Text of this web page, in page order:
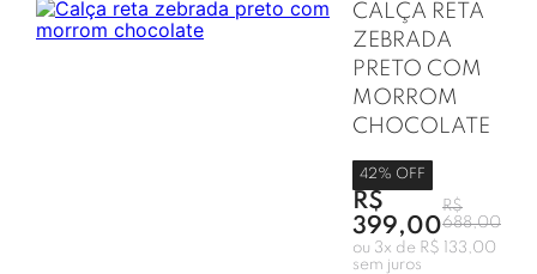
CALÇA RETA
ZEBRADA
PRETO COM
MORROM
CHOCOLATE
42% OFF
R$
399,00
R$
688,00
ou 3x de R$ 133,00
sem juros